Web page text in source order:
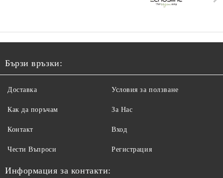
Бързи връзки:
Доставка
Как да поръчам
Контакт
Чести Въпроси
Условия за ползване
За Нас
Вход
Регистрация
Информация за контакти: